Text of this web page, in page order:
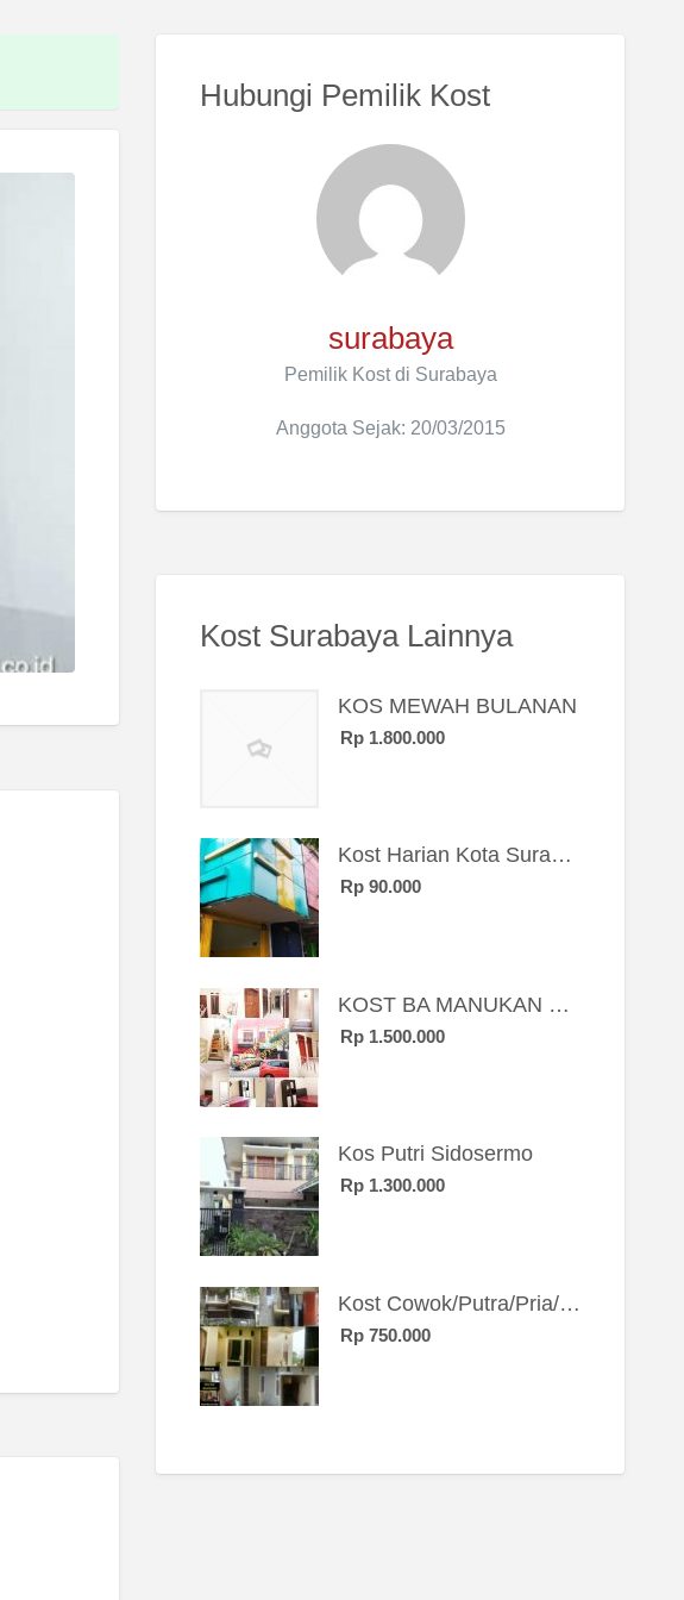
Hubungi Pemilik Kost
surabaya
Pemilik Kost di Surabaya
Anggota Sejak: 20/03/2015
Kost Surabaya Lainnya
KOS MEWAH BULANAN
Rp 1.800.000
Kost Harian Kota Surabaya “Sierra Kost”
Rp 90.000
KOST BA MANUKAN SBY BRT
Rp 1.500.000
Kos Putri Sidosermo
Rp 1.300.000
Kost Cowok/Putra/Pria/Mahasiswa/Karyawan SIngle eksklusif bangunan baru
Rp 750.000